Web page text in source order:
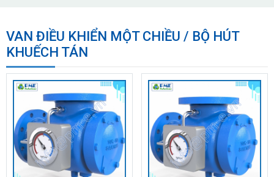
VAN ĐIỀU KHIỂN MỘT CHIỀU / BỘ HÚT
KHUẾCH TÁN